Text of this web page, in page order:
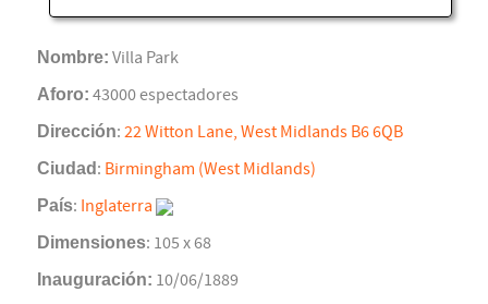
Nombre: Villa Park
Aforo: 43000 espectadores
Dirección: 22 Witton Lane, West Midlands B6 6QB
Ciudad : Birmingham (West Midlands)
País: Inglaterra
Dimensiones: 105 x 68
Inauguración: 10/06/1889